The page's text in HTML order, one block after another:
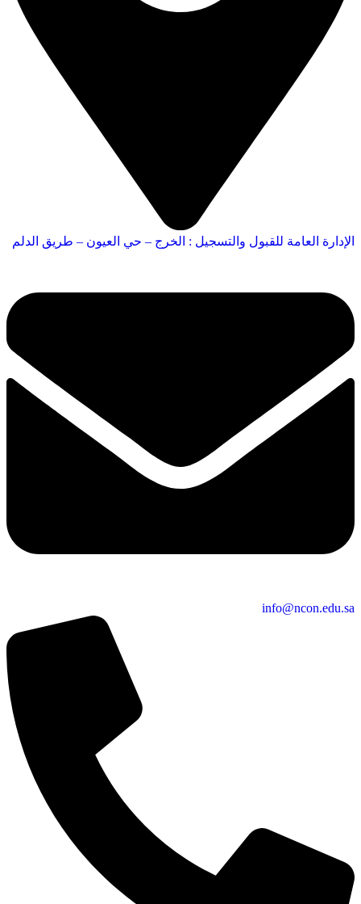
الإدارة العامة للقبول والتسجيل : الخرج – حي العيون – طريق الدلم
info@ncon.edu.sa